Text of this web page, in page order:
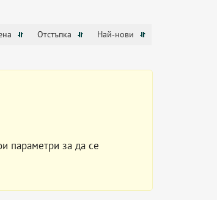
Отстъпка Най-нови
параметри за да се